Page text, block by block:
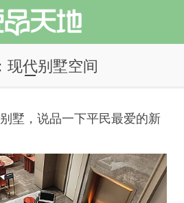
现代别墅空间
墅，说品一下平民最爱的新